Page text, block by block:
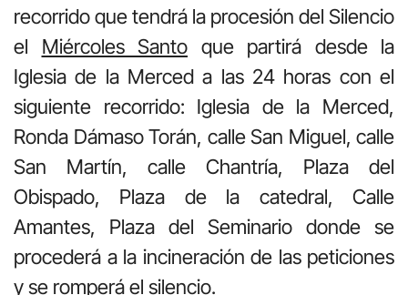
recorrido que tendrá la procesión del Silencio
el Miércoles Santo que partirá desde la
Iglesia de la Merced a las 24 horas con el
siguiente recorrido: Iglesia de la Merced,
Ronda Dámaso Torán, calle San Miguel, calle
San Martín, calle Chantría, Plaza del
Obispado, Pla­za de la catedral, Calle
Amantes, Plaza del Seminario donde se
procederá a la incineración de las peticio­nes
y se romperá el silencio.